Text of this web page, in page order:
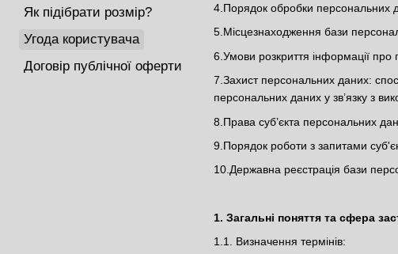
4.Порядок обробки персональних
5.Місцезнаходження бази
6.Умови розкриття інформації про
7.Захист персональних даних:
персональних даних у зв’язку з
8.Права суб’єкта персональних
9.Порядок роботи з запитами
10.Державна реєстрація бази
1. Загальні поняття та сфера
1.1. Визначення термінів:
Як підібрати розмір?
Угода користувача
Договір публічної оферти